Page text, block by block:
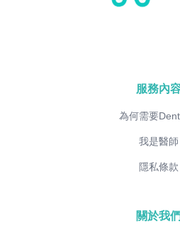
服務內
為何需要
我是醫師
隱私條款
關於我們